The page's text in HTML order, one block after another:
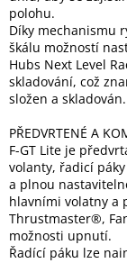
polohu.
Díky mechanismu
škálu možností
Hubs Next Level
skladování, což
složen a skladován.
PŘEDVRTENÉ A
F-GT Lite je
volanty, řadicí
a plnou
hlavními volatny a
Thrustmaster®,
možnosti upnutí.
Řadící páku lze